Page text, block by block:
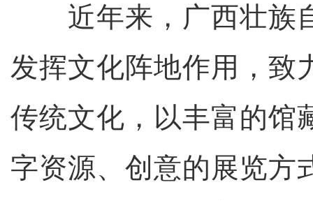
近年来，广西壮族
发挥文化阵地作用，致
传统文化，以丰富的馆
字资源、创意的展览方